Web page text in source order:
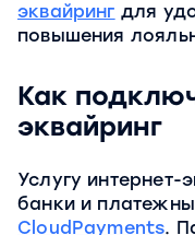
эквайринг для
повышения
Как
эквайринг
Услугу интернет-
банки и
CloudPayments.